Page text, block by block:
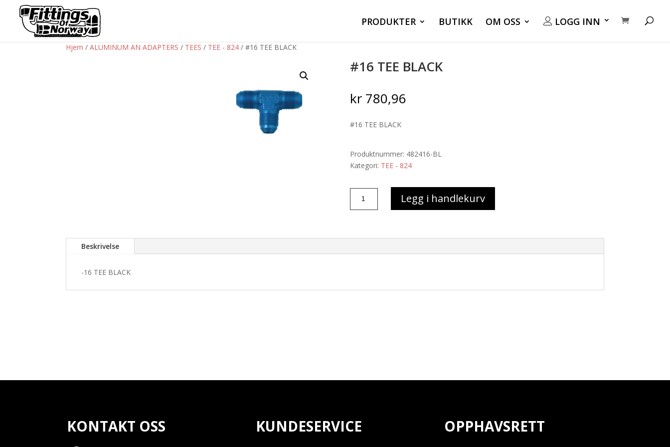
PRODUKTER BUTIKK OM OSS LOGG INN
Hjem / ALUMINUM AN ADAPTERS / TEES / TEE - 824 / #16 TEE BLACK
#16 TEE BLACK
kr780,96
#16 TEE BLACK
Produktnummer: 482416-BL
Kategori: TEE - 824
TEE
Legg i handlekurv
Beskrivelse
-16 TEE BLACK
KONTAKT OSS KUNDESERVICE OPPHAVSRETT